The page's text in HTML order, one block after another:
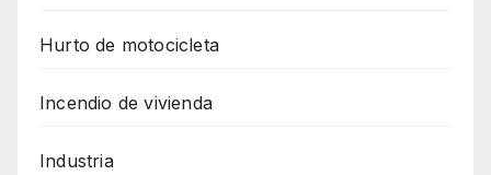
Hurto de motocicleta
Incendio de vivienda
Industria